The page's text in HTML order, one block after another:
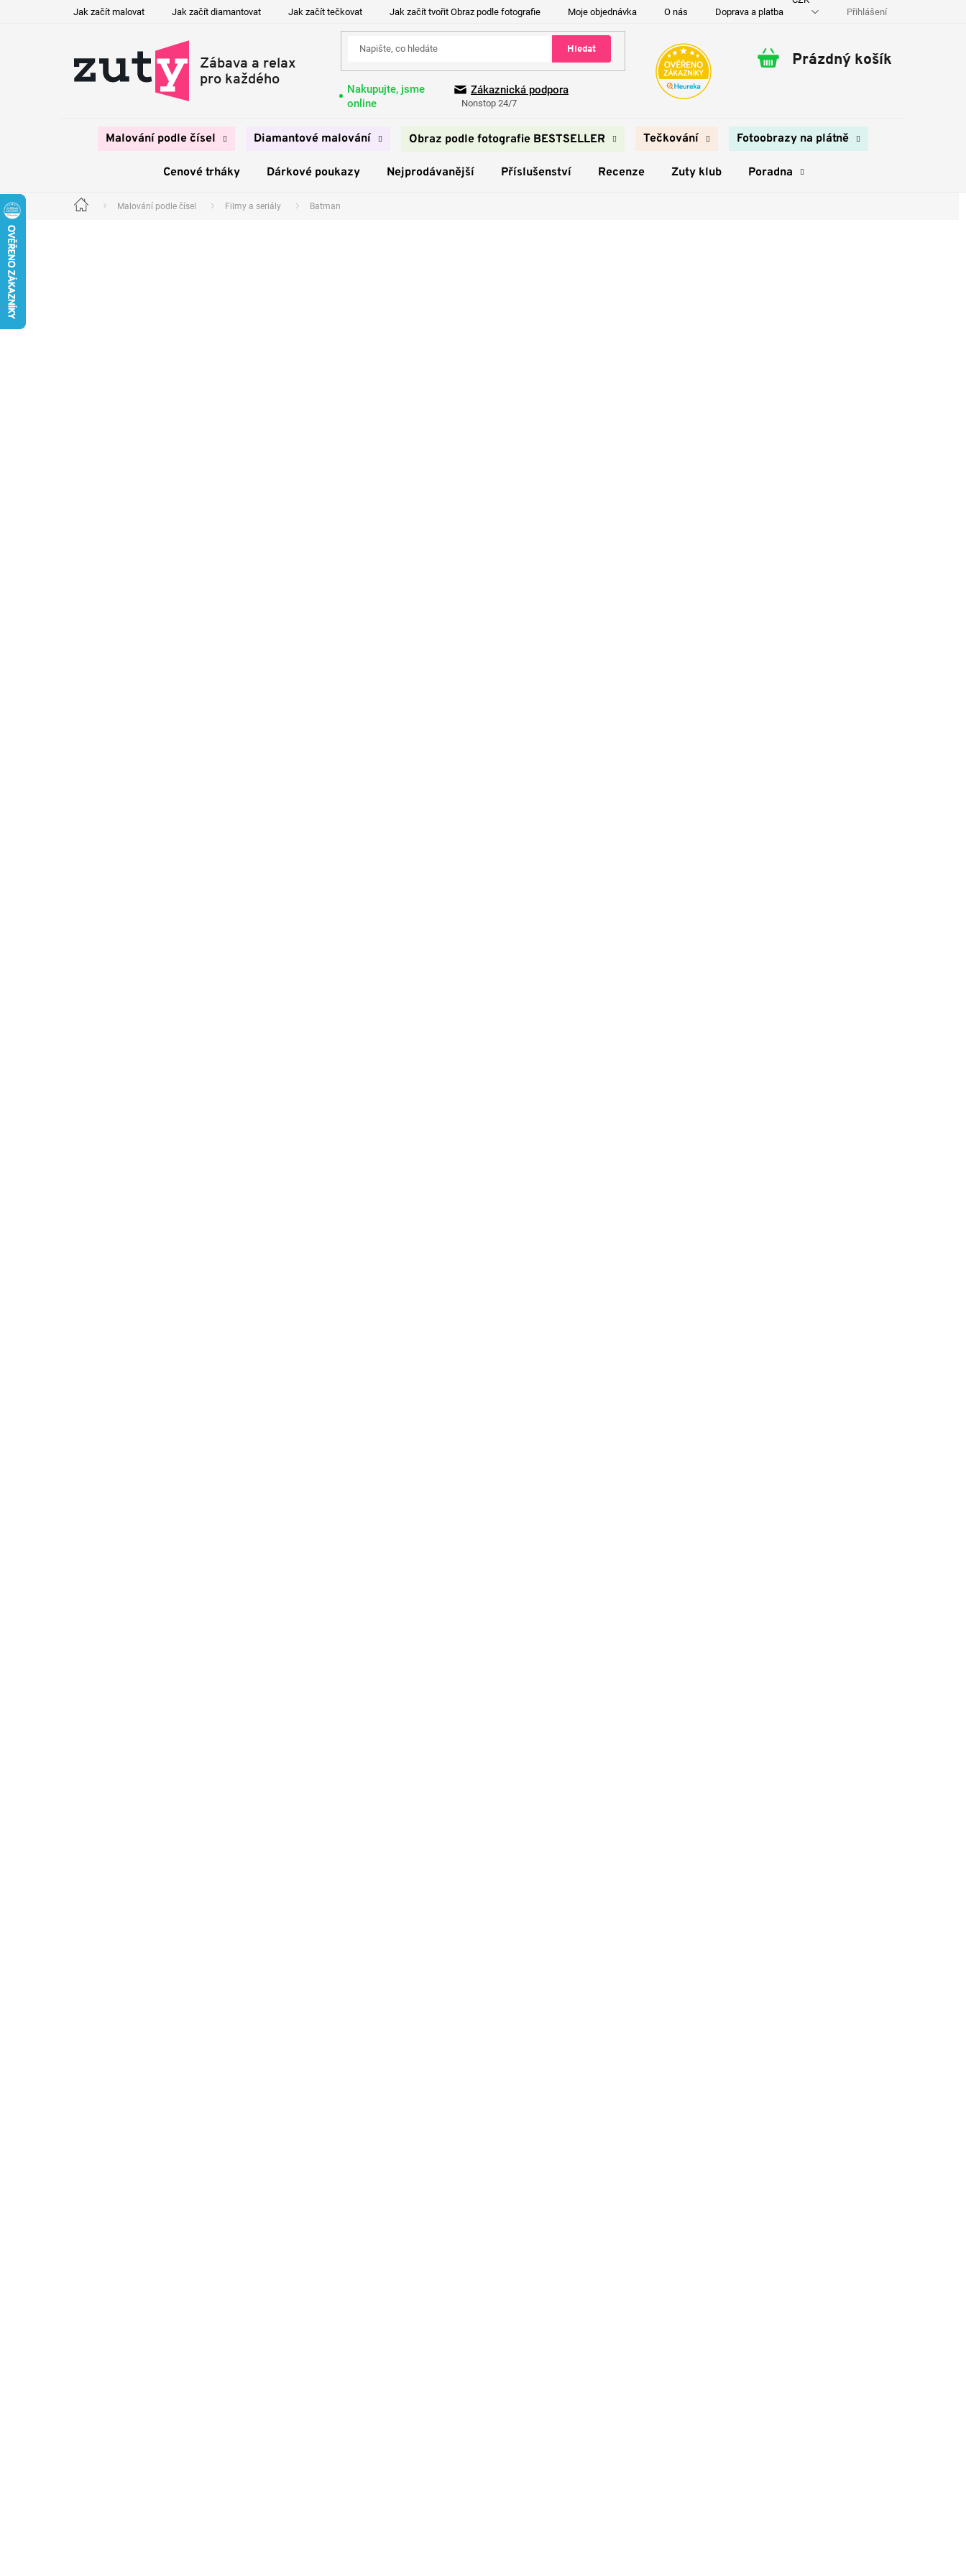
Jak začít malovat Jak začít diamantovat Jak začít tečkovat Jak začít tvořit Obraz podle fotografie Moje objednávka O nás Doprava a platba Kontakty Přihlášení
Hledat
Nakupujte, jsme
online
Zákaznická podpora
Nonstop 24/7
Nákupní
Prázdný košík
Malování podle čísel Diamantové malování Obraz podle fotografie BESTSELLER Tečkování Fotoobrazy na plátně
Cenové trháky Dárkové poukazy Nejprodávanější Příslušenství Recenze Zuty klub Poradna
Domů Malování podle čísel Filmy a seriály Batman